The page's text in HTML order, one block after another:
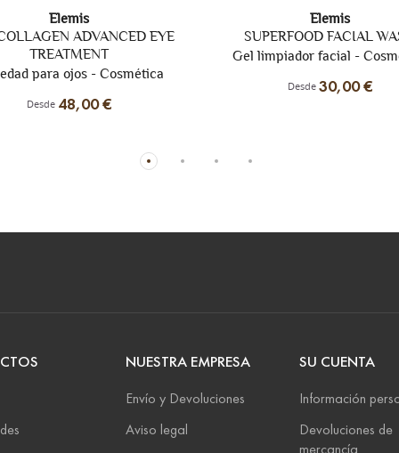
Elemis
FACIAL WASH
facial - Cosmética
30,00 €
Elemis
PRO-COLLAGEN NECK
DECOLLETÉ BALM
NUESTRA EMPRESA
Envío y Devoluciones
Aviso legal
SU CUENTA
Información
Devoluciones de
mercancía